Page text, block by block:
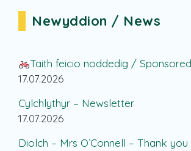
Newyddion / News
Taith feicio noddedig /
17.07.2026
Cylchlythyr – Newsletter
17.07.2026
Diolch – Mrs O’Connell – Thank you